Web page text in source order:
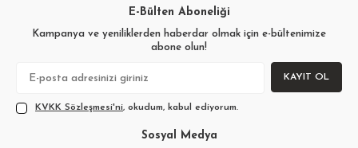
E-Bülten Aboneliği
Kampanya ve yeniliklerden haberdar olmak için e-bültenimize
abone olun!
KAYIT OL
KVKK Sözleşmesi'ni, okudum, kabul ediyorum.
Sosyal Medya